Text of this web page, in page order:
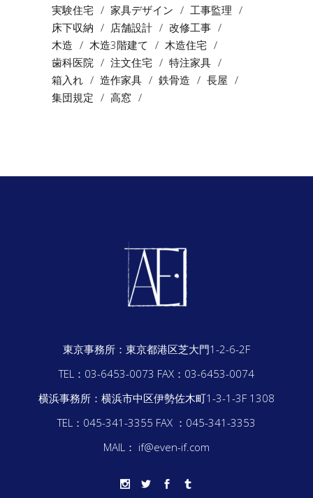
実験住宅
家具デザイン
工事監理
床下収納
店舗設計
改修工事
木造
木造3階建て
木造住宅
歯科医院
注文住宅
特注家具
箱入れ
造作家具 鉄骨造
長屋
集団規定
高窓
東京事務所： 東京都港区芝大門1-2-6-2F
TEL：03-6453-0073 FAX：03-6453-0074
横浜事務所： 横浜市中区伊勢佐木町1-3-1-3F 1308
TEL：045-341-3355 FAX ：045-341-3353
MAIL： if@even-if.com